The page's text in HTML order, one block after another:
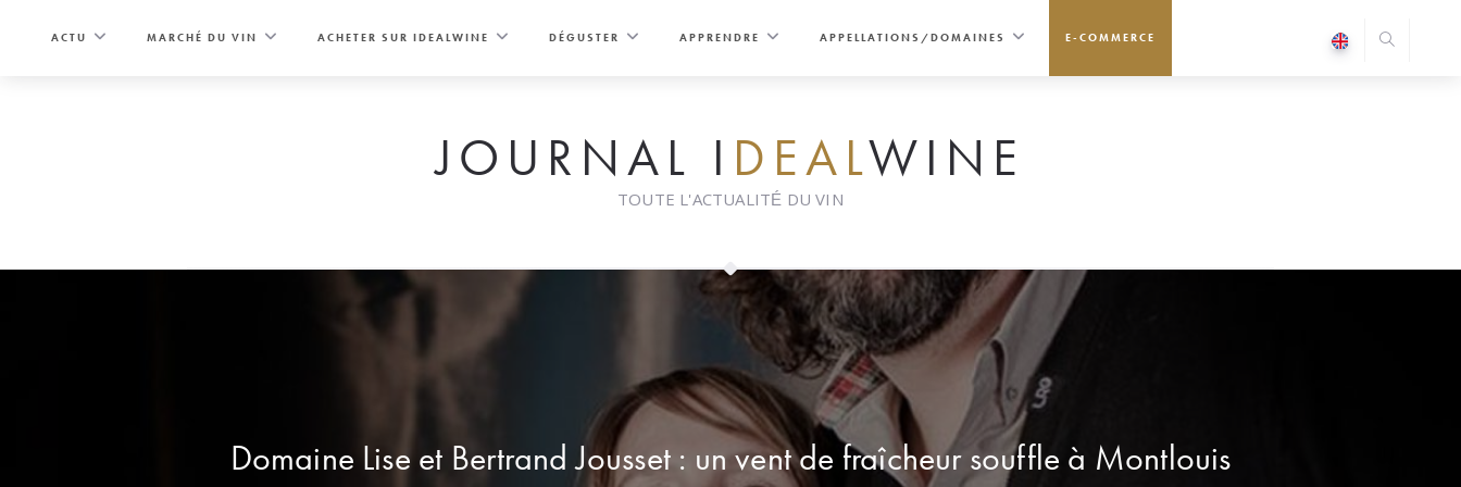
ACTU MARCHÉ DU VIN ACHETER SUR IDEALWINE DÉGUSTER APPRENDRE APPELLATIONS/DOMAINES E-COMMERCE
JOURNAL I DEALWINE
TOUTE L'ACTUALITÉ DU VIN
Domaine Lise et Bertrand Jousset : un vent de fraîcheur souffle à Montlouis